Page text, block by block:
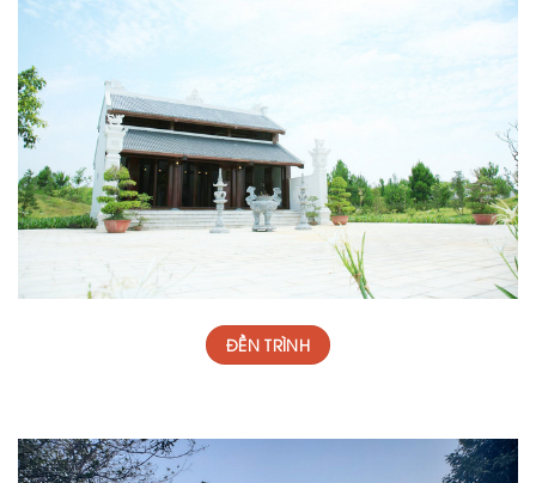
ĐỀN TRÌNH